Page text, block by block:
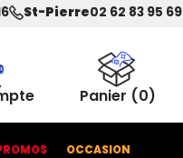
St-Pierre02 62 83 95 69
Panier (0)
OCCASION